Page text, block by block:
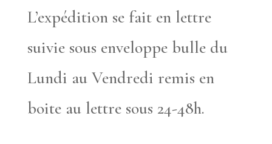
L’expédition se fait en lettre
suivie sous enveloppe bulle du
Lundi au Vendredi remis en
boite au lettre sous 24-48h.